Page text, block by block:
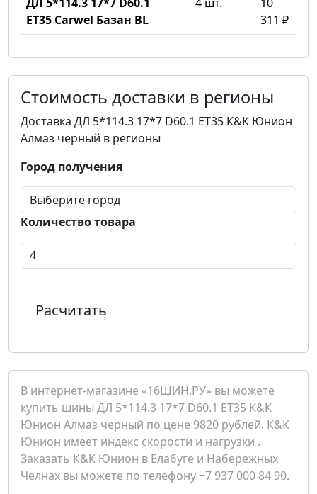
ET35 Carwel Базан BL
311 ₽
Стоимость доставки в регионы
Доставка ДЛ 5*114.3 17*7 D60.1 ET35 К&К Юнион
Алмаз черный в регионы
Город получения
Количество товара
Расчитать
В интернет-магазине «16ШИН.РУ» вы можете
купить шины ДЛ 5*114.3 17*7 D60.1 ET35 К&К
Юнион Алмаз черный по цене 9820 рублей. К&К
Юнион имеет индекс скорости и нагрузки .
Заказать К&К Юнион в Елабуге и Набережных
Челнах вы можете по телефону +7 937 000 84 90.